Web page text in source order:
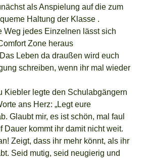
als Anspielung auf die zum
Haltung der Klasse .
Weg jedes Einzelnen lässt sich
Zone heraus
Leben da draußen wird euch
schreiben, wenn ihr mal wieder
Kiebler legte den Schulabgängern
ans Herz: „Legt eure
Glaubt mir, es ist schön, mal faul
Dauer kommt ihr damit nicht weit.
Zeigt, dass ihr mehr könnt, als ihr
Seid mutig, seid neugierig und